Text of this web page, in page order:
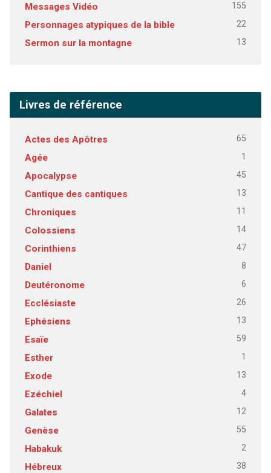
Messages Vidéo 155
Personnages atypiques de la bible 22
Sermon sur la montagne 13
Livres de référence
Actes des Apôtres 65
Agée 1
Apocalypse 45
Cantique des cantiques 13
Chroniques 11
Colossiens 14
Corinthiens 47
Daniel 8
Deutéronome 6
Ecclésiaste 26
Ephésiens 13
Esaïe 59
Esther 1
Exode 13
Ezéchiel 4
Galates 12
Genèse 55
Habakuk 2
Hébreux 38